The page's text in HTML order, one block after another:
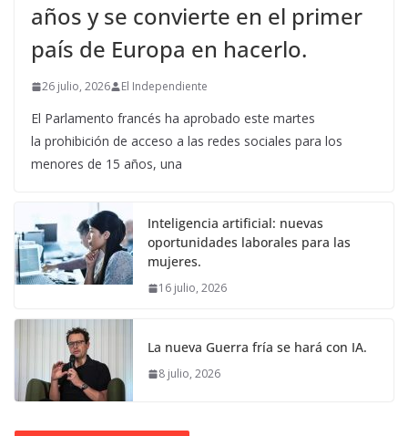
años y se convierte en el primer
país de Europa en hacerlo.
26 julio, 2026 El Independiente
El Parlamento francés ha aprobado este martes
la prohibición de acceso a las redes sociales para los
menores de 15 años, una
Inteligencia artificial: nuevas
oportunidades laborales para las
mujeres.
16 julio, 2026
La nueva Guerra fría se hará con IA.
8 julio, 2026